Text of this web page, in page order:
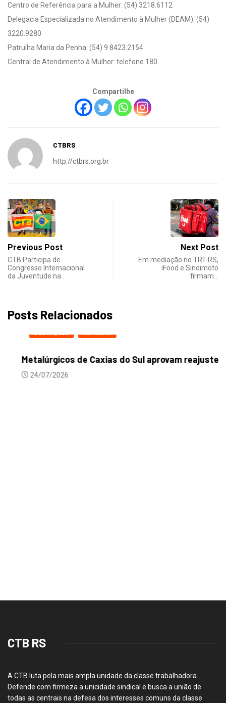
Centro de Referência para a Mulher: (54) 3218.6112
Delegacia Especializada no Atendimento à Mulher (DEAM): (54)
3220.9280
Patrulha Maria da Penha: (54) 9 8423.2154
Central de Atendimento à Mulher: telefone 180
Compartilhe
CTBRS
http://ctbrs.org.br
Previous Post
CTB Participa de
Congresso Internacional
da Juventude na…
Next Post
Em mediação no TRT-RS,
iFood e Sindimoto
firmam…
Posts Relacionados
Metalúrgicos de Caxias do Sul aprovam reajuste...
24/07/2026
CTB RS
A CTB luta pela mais ampla unidade da classe trabalhadora.
Defende com firmeza a unicidade sindical e busca a união de
todas as centrais na defesa dos interesses comuns da classe